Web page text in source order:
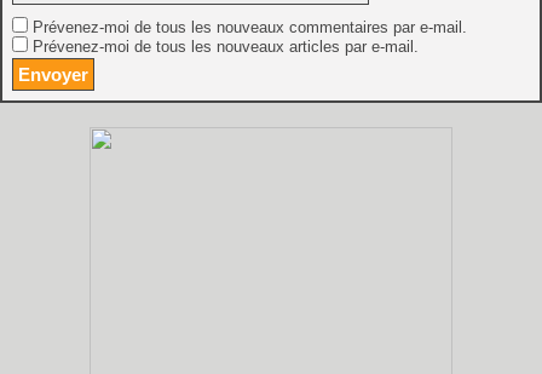
Prévenez-moi de tous les nouveaux commentaires par e-mail.
Prévenez-moi de tous les nouveaux articles par e-mail.